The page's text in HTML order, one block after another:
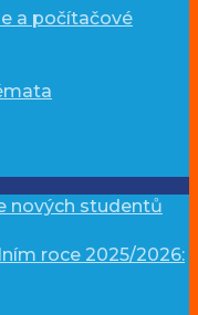
a počítačové
nových studentů
roce 2025/2026: